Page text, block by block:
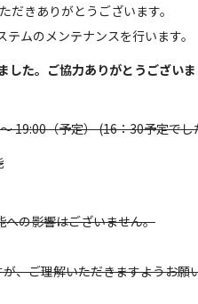
きありがとうございます。
ムのメンテナンスを行います。
した。ご協力ありがとうござい
19:00（予定） (16：30予定で
の影響はございません。
、ご理解いただきますようお願